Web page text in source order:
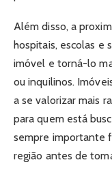
Além disso, a
hospitais, escolas e
imóvel e torná-lo
ou inquilinos.
a se valorizar mais
para quem está
sempre importante
região antes de